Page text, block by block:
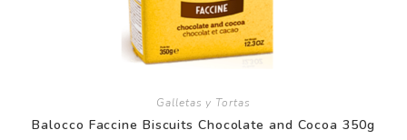
Galletas y Tortas
Balocco Faccine Biscuits Chocolate and Cocoa 350g